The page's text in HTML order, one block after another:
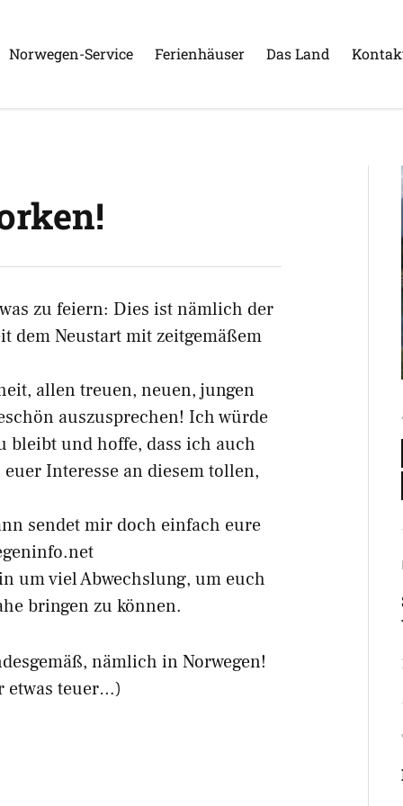
Norwegen-Service Ferienhäuser Das Land
zu feiern: Dies ist nämlich der
dem Neustart mit zeitgemäßem
allen treuen, neuen, jungen
auszusprechen! Ich würde
bleibt und hoffe, dass ich auch
Interesse an diesem tollen,
sendet mir doch einfach eure
um viel Abwechslung, um euch
bringen zu können.
nämlich in Norwegen!
etwas teuer…)